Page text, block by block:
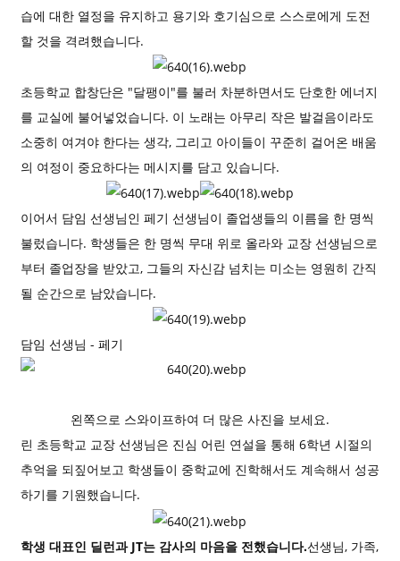
습에 대한 열정을 유지하고 용기와 호기심으로 스스로에게 도전
할 것을 격려했습니다.
초등학교 합창단은 "달팽이"를 불러 차분하면서도 단호한 에너지
를 교실에 불어넣었습니다. 이 노래는 아무리 작은 발걸음이라도
소중히 여겨야 한다는 생각, 그리고 아이들이 꾸준히 걸어온 배움
의 여정이 중요하다는 메시지를 담고 있습니다.
이어서 담임 선생님인 페기 선생님이 졸업생들의 이름을 한 명씩
불렀습니다. 학생들은 한 명씩 무대 위로 올라와 교장 선생님으로
부터 졸업장을 받았고, 그들의 자신감 넘치는 미소는 영원히 간직
될 순간으로 남았습니다.
담임 선생님 - 페기
왼쪽으로 스와이프하여 더 많은 사진을 보세요.
린 초등학교 교장 선생님은 진심 어린 연설을 통해 6학년 시절의
추억을 되짚어보고 학생들이 중학교에 진학해서도 계속해서 성공
하기를 기원했습니다.
학생 대표인 딜런과 JT는 감사의 마음을 전했습니다.선생님, 가족,